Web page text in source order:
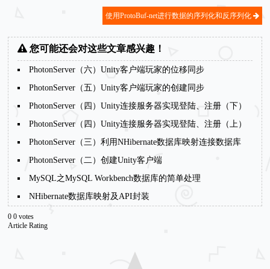
使用ProtoBuf-net进行数据的序列化和反序列化
您可能还会对这些文章感兴趣！
PhotonServer（六）Unity客户端玩家的位移同步
PhotonServer（五）Unity客户端玩家的创建同步
PhotonServer（四）Unity连接服务器实现登陆、注册（下）
PhotonServer（四）Unity连接服务器实现登陆、注册（上）
PhotonServer（三）利用NHibernate数据库映射连接数据库
PhotonServer（二）创建Unity客户端
MySQL之MySQL Workbench数据库的简单处理
NHibernate数据库映射及API封装
0 0 votes
Article Rating